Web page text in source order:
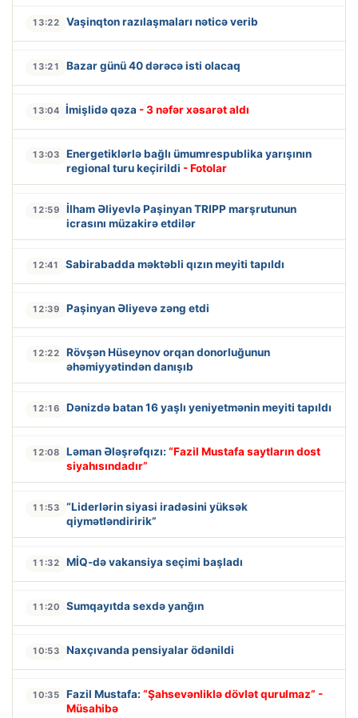
13:22 Vaşinqton razılaşmaları nəticə verib
13:21 Bazar günü 40 dərəcə isti olacaq
13:04 İmişlidə qəza - 3 nəfər xəsarət aldı
13:03
Energetiklərlə bağlı ümumrespublika yarışının
regional turu keçirildi - Fotolar
12:59
İlham Əliyevlə Paşinyan TRIPP marşrutunun
icrasını müzakirə etdilər
12:41 Sabirabadda məktəbli qızın meyiti tapıldı
12:39 Paşinyan Əliyevə zəng etdi
12:22
Rövşən Hüseynov orqan donorluğunun
əhəmiyyətindən danışıb
12:16 Dənizdə batan 16 yaşlı yeniyetmənin meyiti tapıldı
12:08 Ləman Ələşrəfqızı: “Fazil Mustafa saytların dost
siyahısındadır”
11:53
“Liderlərin siyasi iradəsini yüksək
qiymətləndiririk”
11:32 MİQ-də vakansiya seçimi başladı
11:20 Sumqayıtda sexdə yanğın
10:53 Naxçıvanda pensiyalar ödənildi
10:35 Fazil Mustafa: “Şahsevənliklə dövlət qurulmaz” -
Müsahibə